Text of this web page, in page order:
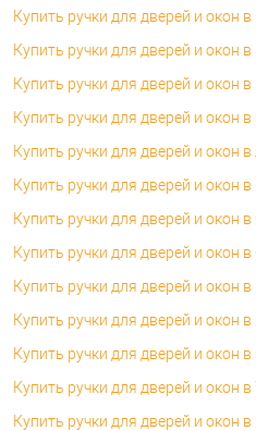
Купить ручки для дверей и окон
Купить ручки для дверей и окон
Купить ручки для дверей и окон в
Купить ручки для дверей и окон
Купить ручки для дверей и окон
Купить ручки для дверей и окон
Купить ручки для дверей и окон
Купить ручки для дверей и окон в
Купить ручки для дверей и окон
Купить ручки для дверей и окон
Купить ручки для дверей и окон
Купить ручки для дверей и окон
Купить ручки для дверей и окон